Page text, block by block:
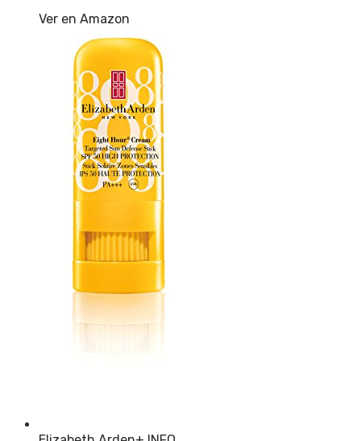
Ver en Amazon